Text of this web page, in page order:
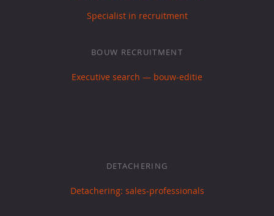
Specialist in recruitment
BOUW RECRUITMENT
Executive search — bouw-editie
DETACHERING
Detachering: sales-professionals